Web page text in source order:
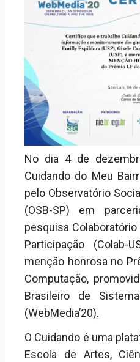
No dia 4 de
Cuidando do Meu
pelo Observatório
(OSB-SP) em
pesquisa Colaboratório
Participação (Colab-
menção honrosa no
Computação, pro
Brasileiro de
(WebMedia’20).
O Cuidando é uma
Escola de Artes,